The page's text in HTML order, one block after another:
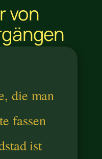
von
die man
fassen
ist